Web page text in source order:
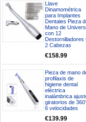
Llave
Dinamométrica
para Implantes
Dentales Pieza
Mano de
con 12
Destornilladores
2 Cabezas
€158.99
Pieza de mano
profilaxis de
higiene dental
eléctrica
inalámbrica
giratorios de
6 velocidades
€139.99
Boa noite gostaria de saber se
seria possível entrega em
Portugal e quanto tempo no
máximo demoraria pra a
av Francisco Sá Carneiro n40
5430-423 Valpacos do seguinte
ortodoncia y pulido 2 en 1.
Rita
29/07/2026
Mi formulario de pedido: S /
N.2026060712980804 ,